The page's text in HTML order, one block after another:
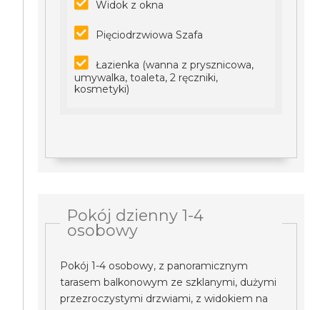
Widok z okna
Pięciodrzwiowa Szafa
Łazienka (wanna z prysznicowa,
umywalka, toaleta, 2 ręczniki,
kosmetyki)
Pokój dzienny 1-4
osobowy
Pokój 1-4 osobowy, z panoramicznym
tarasem balkonowym ze szklanymi, dużymi
przezroczystymi drzwiami, z widokiem na